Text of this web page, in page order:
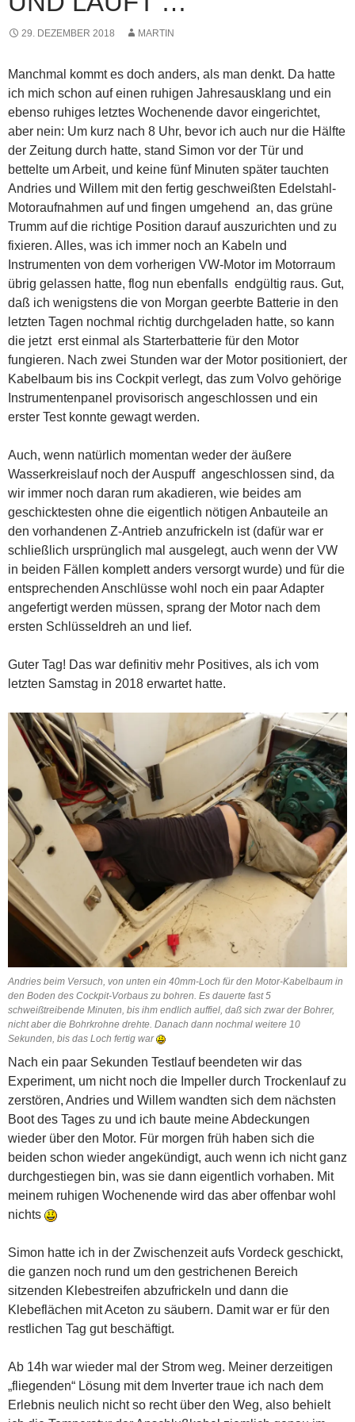
29. DEZEMBER 2018 MARTIN
Manchmal kommt es doch anders, als man denkt. Da hatte
ich mich schon auf einen ruhigen Jahresausklang und ein
ebenso ruhiges letztes Wochenende davor eingerichtet,
aber nein: Um kurz nach 8 Uhr, bevor ich auch nur die Hälfte
der Zeitung durch hatte, stand Simon vor der Tür und
bettelte um Arbeit, und keine fünf Minuten später tauchten
Andries und Willem mit den fertig geschweißten Edelstahl-
Motoraufnahmen auf und fingen umgehend an, das grüne
Trumm auf die richtige Position darauf auszurichten und zu
fixieren. Alles, was ich immer noch an Kabeln und
Instrumenten von dem vorherigen VW-Motor im Motorraum
übrig gelassen hatte, flog nun ebenfalls endgültig raus. Gut,
daß ich wenigstens die von Morgan geerbte Batterie in den
letzten Tagen nochmal richtig durchgeladen hatte, so kann
die jetzt erst einmal als Starterbatterie für den Motor
fungieren. Nach zwei Stunden war der Motor positioniert, der
Kabelbaum bis ins Cockpit verlegt, das zum Volvo gehörige
Instrumentenpanel provisorisch angeschlossen und ein
erster Test konnte gewagt werden.
Auch, wenn natürlich momentan weder der äußere
Wasserkreislauf noch der Auspuff angeschlossen sind, da
wir immer noch daran rum akadieren, wie beides am
geschicktesten ohne die eigentlich nötigen Anbauteile an
den vorhandenen Z-Antrieb anzufrickeln ist (dafür war er
schließlich ursprünglich mal ausgelegt, auch wenn der VW
in beiden Fällen komplett anders versorgt wurde) und für die
entsprechenden Anschlüsse wohl noch ein paar Adapter
angefertigt werden müssen, sprang der Motor nach dem
ersten Schlüsseldreh an und lief.
Guter Tag! Das war definitiv mehr Positives, als ich vom
letzten Samstag in 2018 erwartet hatte.
Andries beim Versuch, von unten ein 40mm-Loch für den Motor-Kabelbaum in
den Boden des Cockpit-Vorbaus zu bohren. Es dauerte fast 5
schweißtreibende Minuten, bis ihm endlich auffiel, daß sich zwar der Bohrer,
nicht aber die Bohrkrohne drehte. Danach dann nochmal weitere 10
Sekunden, bis das Loch fertig war
Nach ein paar Sekunden Testlauf beendeten wir das
Experiment, um nicht noch die Impeller durch Trockenlauf zu
zerstören, Andries und Willem wandten sich dem nächsten
Boot des Tages zu und ich baute meine Abdeckungen
wieder über den Motor. Für morgen früh haben sich die
beiden schon wieder angekündigt, auch wenn ich nicht ganz
durchgestiegen bin, was sie dann eigentlich vorhaben. Mit
meinem ruhigen Wochenende wird das aber offenbar wohl
nichts
Simon hatte ich in der Zwischenzeit aufs Vordeck geschickt,
die ganzen noch rund um den gestrichenen Bereich
sitzenden Klebestreifen abzufrickeln und dann die
Klebeflächen mit Aceton zu säubern. Damit war er für den
restlichen Tag gut beschäftigt.
Ab 14h war wieder mal der Strom weg. Meiner derzeitigen
„fliegenden“ Lösung mit dem Inverter traue ich nach dem
Erlebnis neulich nicht so recht über den Weg, also behielt